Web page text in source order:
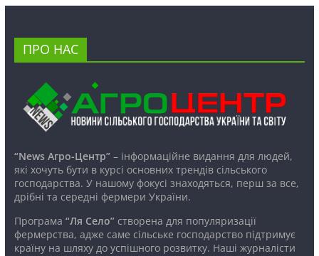
ПРО НАС
“News Агро-Центр”– інформаційне видання для людей,
які хочуть бути в курсі основних трендів сільського
господарства. У нашому фокусі знаходяться, перш за все,
дрібні та середні фермери України.
Програма “Ля Село”створена для популяризації
фермерства, адже саме сільське господарство підтримує
країну на шляху до успішного розвитку. Наші журналісти